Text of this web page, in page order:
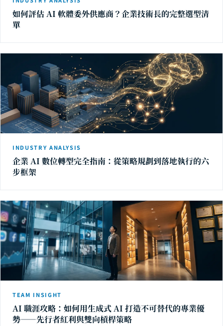
如何評估 AI 軟體委外供應商？企業技術長的完整選型清
單
INDUSTRY ANALYSIS
企業 AI 數位轉型完全指南：從策略規劃到落地執行的六
步框架
TEAM INSIGHT
AI 職涯攻略：如何用生成式 AI 打造不可替代的專業優
勢——先行者紅利與雙向槓桿策略